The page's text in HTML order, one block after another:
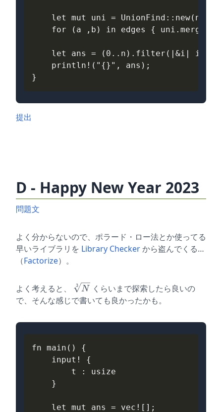
let mut uni = UnionFind :: new( n
for
( a , b ) in edges { uni . merge
let ans = ( 0 .. n ). filter ( |&i | i
println ! ( "{}" , ans );
}
提出
D - Happy New Year 2023
問題文
よく分からないので、ポラード・ロー法とか使ってる
早いライブラリを Library Checkerから盗んでくる…
（Factorize）。
よく考えると、 \sqrt
[ 3 ]
}
3 N
くらいまで探索したら良いの
で、そんな感じで書いても良かったかも。
fn main ()
{
input !
{
t
: usize
}
let mut ans = vec ! [];